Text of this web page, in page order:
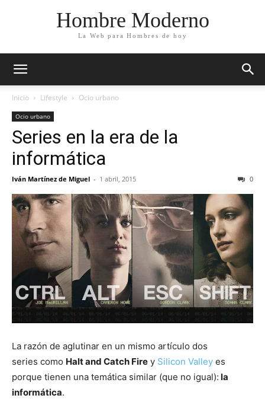
Hombre Moderno
La Web para Hombres de hoy
Inicio Lifestyle Ocio urbano
Ocio urbano
Series en la era de la
informática
Iván Martínez de Miguel - 1 abril, 2015 0
La razón de aglutinar en un mismo artículo dos
series como Halt and Catch Fire y Silicon Valley es
porque tienen una temática similar (que no igual): la
informática.